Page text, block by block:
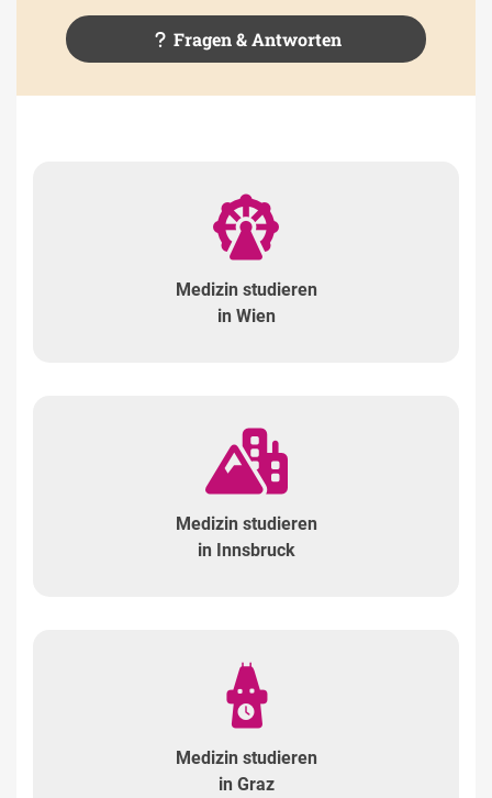
Auf dieser Seite
Fragen & Antworten
Medizin studieren
in Wien
Medizin studieren
in Innsbruck
Medizin studieren
in Graz